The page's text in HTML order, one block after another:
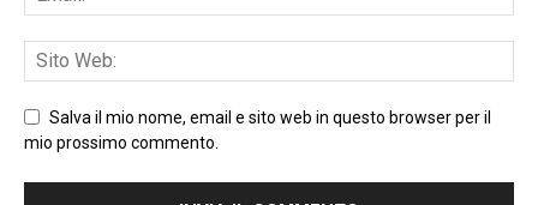
Salva il mio nome, email e sito web in questo browser per il
mio prossimo commento.